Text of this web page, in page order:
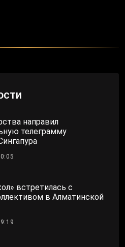
направил
телеграмму
встретилась с
в Алматинской